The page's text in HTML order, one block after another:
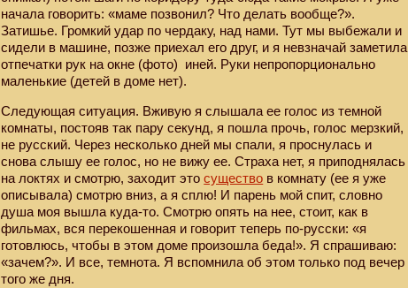
начала говорить: «маме позвонил? Что делать вообще?».
Затишье. Громкий удар по чердаку, над нами. Тут мы выбежали и
сидели в машине, позже приехал его друг, и я невзначай заметила
отпечатки рук на окне (фото) иней. Руки непропорционально
маленькие (детей в доме нет).
Следующая ситуация. Вживую я слышала ее голос из темной
комнаты, постояв так пару секунд, я пошла прочь, голос мерзкий,
не русский. Через несколько дней мы спали, я проснулась и
снова слышу ее голос, но не вижу ее. Страха нет, я приподнялась
на локтях и смотрю, заходит этосущество в комнату (ее я уже
описывала) смотрю вниз, а я сплю! И парень мой спит, словно
душа моя вышла куда-то. Смотрю опять на нее, стоит, как в
фильмах, вся перекошенная и говорит теперь по-русски: «я
готовлюсь, чтобы в этом доме произошла беда!». Я спрашиваю:
«зачем?». И все, темнота. Я вспомнила об этом только под вечер
того же дня.